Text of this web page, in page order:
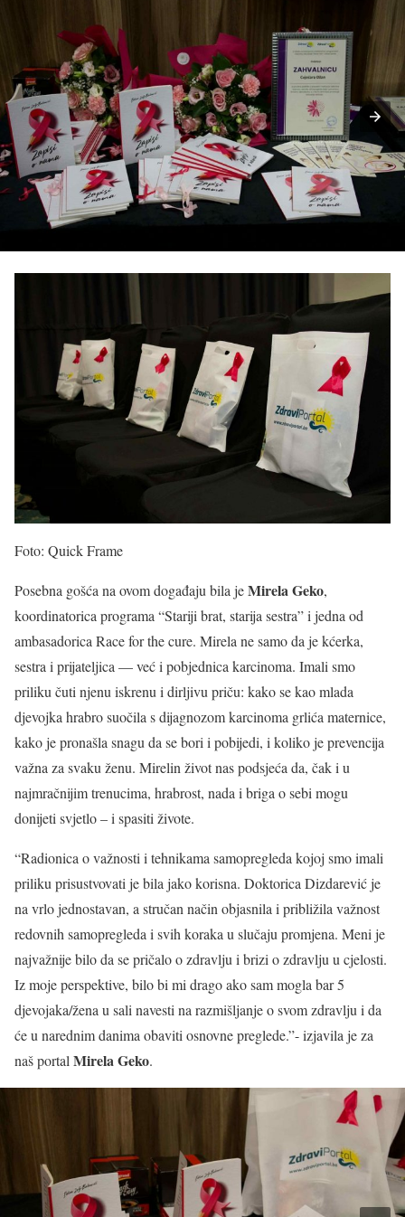
Foto: Quick Frame
Posebna gošća na ovom događaju bila jeMirela Geko,
koordinatorica programa “Stariji brat, starija sestra” i jedna od
ambasadorica Race for the cure. Mirela ne samo da je kćerka,
sestra i prijateljica — već i pobjednica karcinoma. Imali smo
priliku čuti njenu iskrenu i dirljivu priču: kako se kao mlada
djevojka hrabro suočila s dijagnozom karcinoma grlića maternice,
kako je pronašla snagu da se bori i pobijedi, i koliko je prevencija
važna za svaku ženu. Mirelin život nas podsjeća da, čak i u
najmračnijim trenucima, hrabrost, nada i briga o sebi mogu
donijeti svjetlo – i spasiti živote.
“Radionica o važnosti i tehnikama samopregleda kojoj smo imali
priliku prisustvovati je bila jako korisna. Doktorica Dizdarević je
na vrlo jednostavan, a stručan način objasnila i približila važnost
redovnih samopregleda i svih koraka u slučaju promjena. Meni je
najvažnije bilo da se pričalo o zdravlju i brizi o zdravlju u cjelosti.
Iz moje perspektive, bilo bi mi drago ako sam mogla bar 5
djevojaka/žena u sali navesti na razmišljanje o svom zdravlju i da
će u narednim danima obaviti osnovne preglede.”- izjavila je za
naš portal Mirela Geko.